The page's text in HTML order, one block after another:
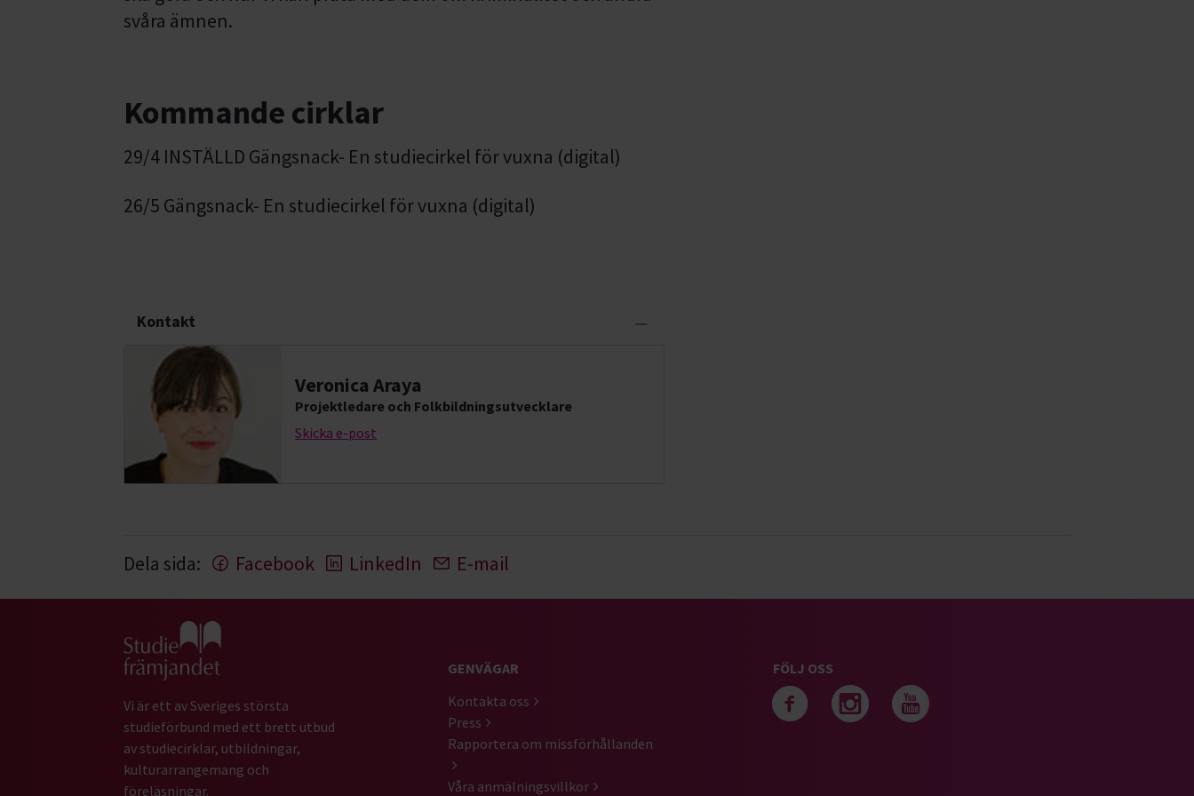
svåra ämnen.
Kommande cirklar
29/4 INSTÄLLD Gängsnack- En studiecirkel för vuxna (digital)
26/5 Gängsnack- En studiecirkel för vuxna (digital)
Kontakt
Veronica Araya
Projektledare och Folkbildningsutvecklare
Skicka e-post
Dela sida: Facebook LinkedIn E-mail
Gå till studiefrämjandets startsida
Vi är ett av Sveriges största
studieförbund med ett brett utbud
av studiecirklar, utbildningar,
kulturarrangemang och
föreläsningar.
GENVÄGAR
Kontakta oss
Press
Rapportera om missförhållanden
Våra anmälningsvillkor
FÖLJ OSS
Följ oss på facebook
Följ oss på instagram
Följ oss på youtube